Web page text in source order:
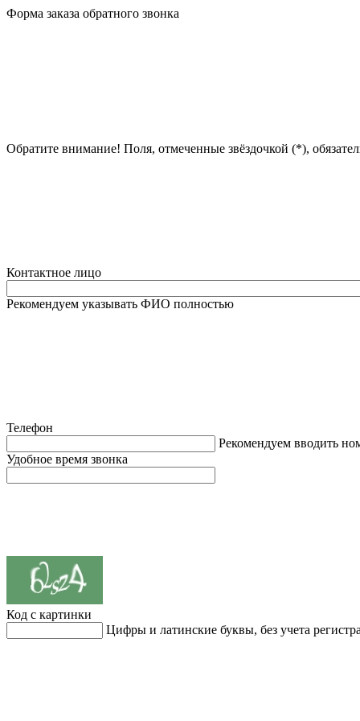
Форма заказа обратного звонка
Обратите внимание! Поля, отмеченные звёздочкой (*),
Контактное лицо
Рекомендуем указывать ФИО полностью
Телефон
Рекомендуем вводить
Удобное время звонка
Код с картинки
Цифры и латинские буквы, без учета